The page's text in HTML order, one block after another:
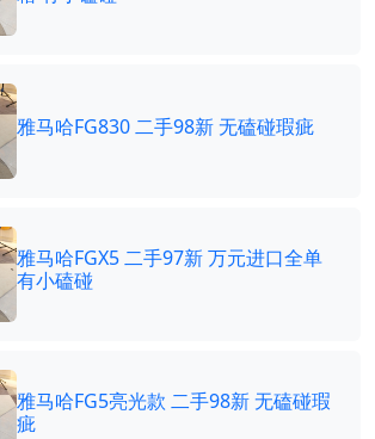
雅马哈FG830 二手98新 无磕碰瑕疵
雅马哈FGX5 二手97新 万元进口全单
有小磕碰
雅马哈FG5亮光款 二手98新 无磕碰瑕
疵